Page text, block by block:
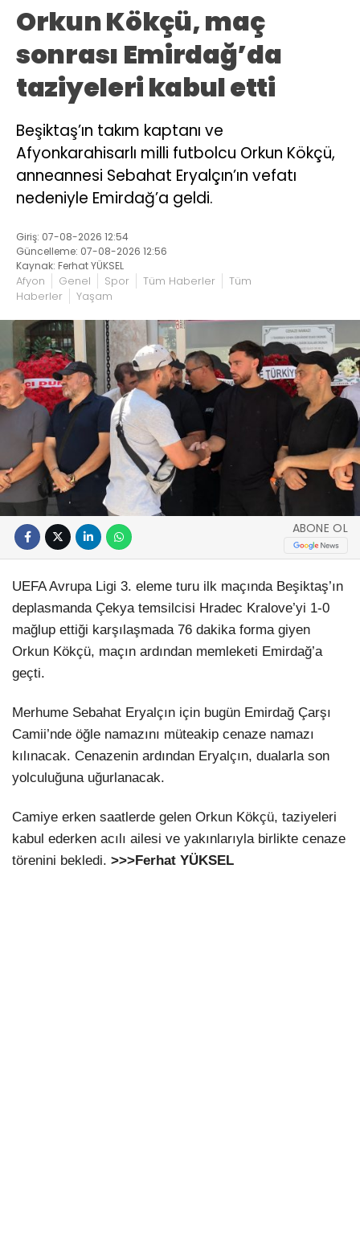
Orkun Kökçü, maç
sonrası Emirdağ’da
taziyeleri kabul etti
Beşiktaş’ın takım kaptanı ve
Afyonkarahisarlı milli futbolcu Orkun Kökçü,
anneannesi Sebahat Eryalçın’ın vefatı
nedeniyle Emirdağ’a geldi.
Giriş: 07-08-2026 12:54
Güncelleme: 07-08-2026 12:56
Kaynak: Ferhat YÜKSEL
Afyon Genel Spor Tüm Haberler
Tüm
Haberler
Yaşam
ABONE OL
UEFA Avrupa Ligi 3. eleme turu ilk maçında Beşiktaş’ın
deplasmanda Çekya temsilcisi Hradec Kralove’yi 1-0
mağlup ettiği karşılaşmada 76 dakika forma giyen
Orkun Kökçü, maçın ardından memleketi Emirdağ’a
geçti.
Merhume Sebahat Eryalçın için bugün Emirdağ Çarşı
Camii’nde öğle namazını müteakip cenaze namazı
kılınacak. Cenazenin ardından Eryalçın, dualarla son
yolculuğuna uğurlanacak.
Camiye erken saatlerde gelen Orkun Kökçü, taziyeleri
kabul ederken acılı ailesi ve yakınlarıyla birlikte cenaze
törenini bekledi. >>>Ferhat YÜKSEL